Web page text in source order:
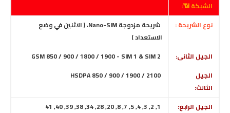
الشبكة 📶:
نوع الشريحة :
شريحة مزدوجة Nano-SIM، ( الاثنين في وضع
الاستعداد )
الجيل الثانى:
الجيل
الثالث:
HSDPA 850 / 900 / 1900 / 2100
الجيل الرابع: